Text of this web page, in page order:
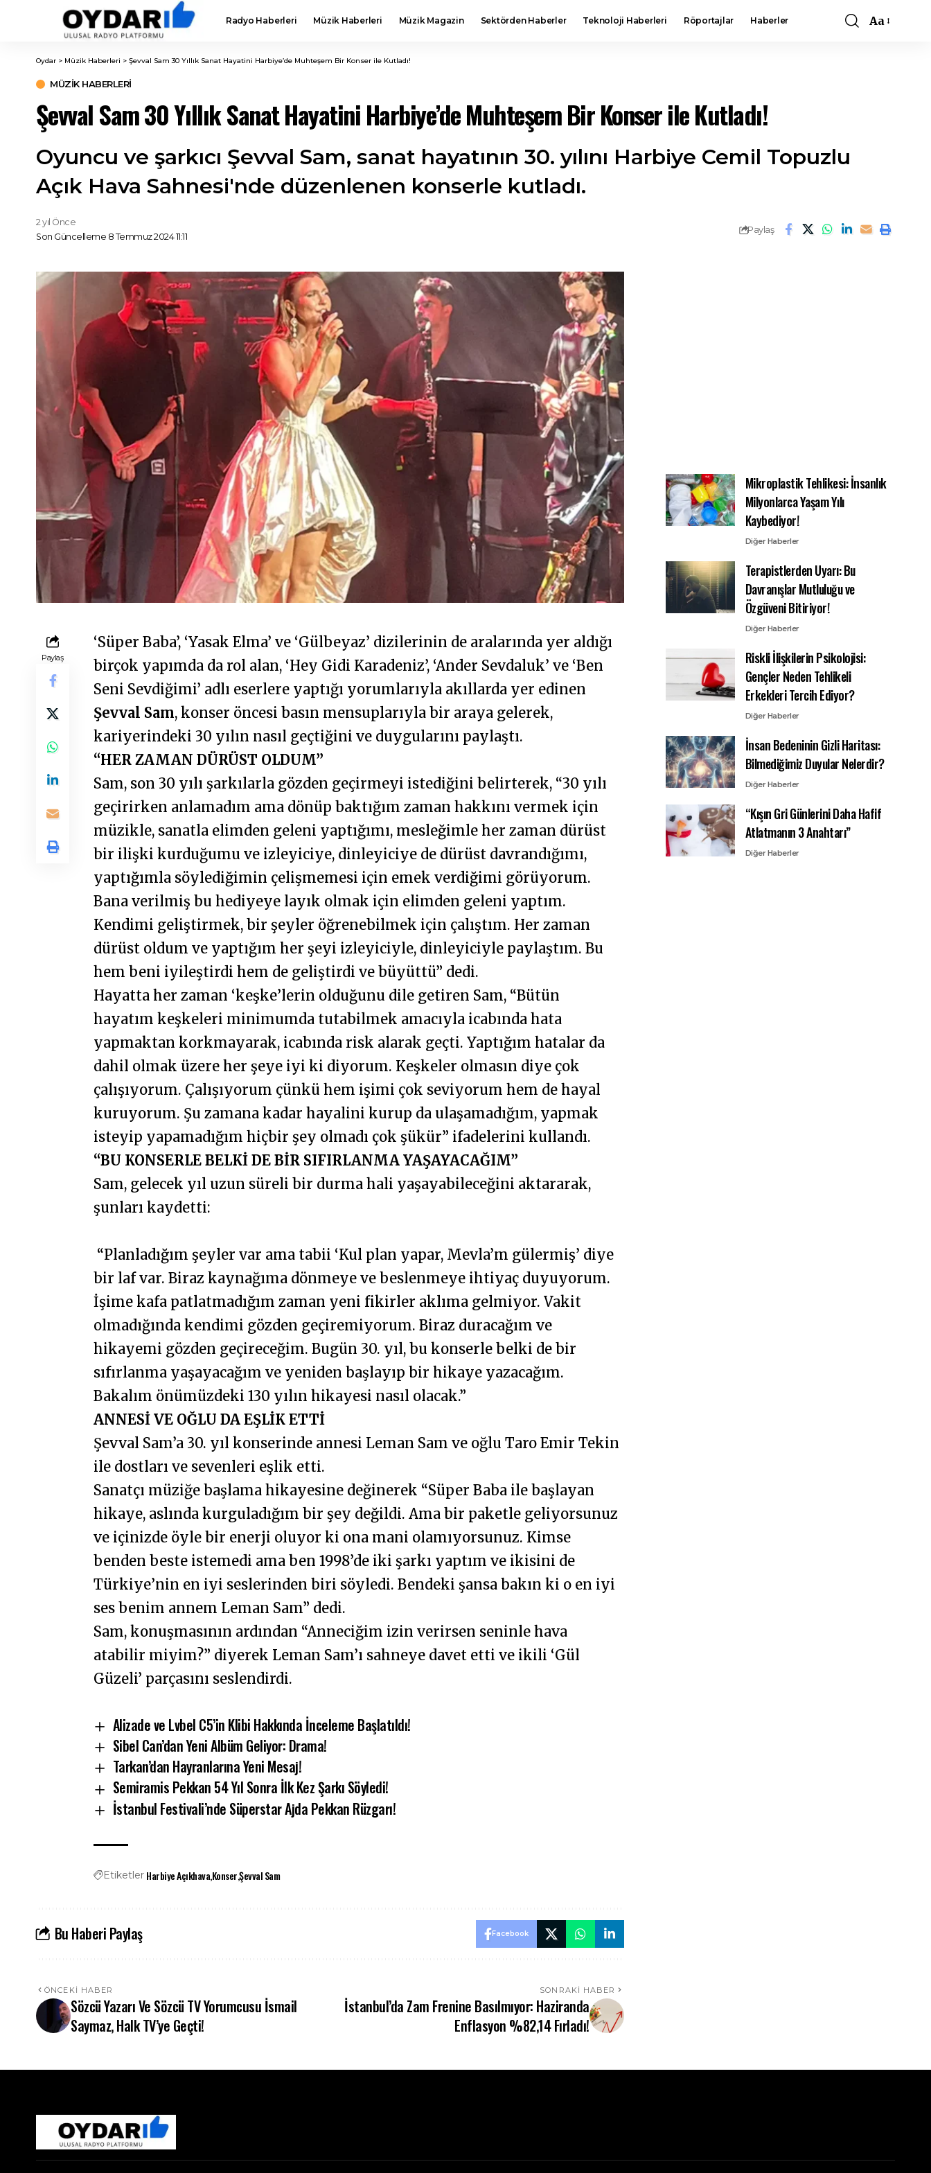
Radyo Haberleri Müzik Haberleri Müzik Magazin Sektörden Haberler Teknoloji Haberleri Röportajlar Haberler
Font
Aa
Oydar > Müzik Haberleri > Şevval Sam 30 Yıllık Sanat Hayatini Harbiye’de Muhteşem Bir Konser ile Kutladı!
MÜZIK HABERLERI
Şevval Sam 30 Yıllık Sanat Hayatini Harbiye’de Muhteşem Bir Konser ile Kutladı!
Oyuncu ve şarkıcı Şevval Sam, sanat hayatının 30. yılını Harbiye Cemil Topuzlu
Açık Hava Sahnesi'nde düzenlenen konserle kutladı.
Son Güncelleme 8 Temmuz 2024 11:11
2 yıl Önce
Paylaş
Paylaş
‘Süper Baba’, ‘Yasak Elma’ ve ‘Gülbeyaz’ dizilerinin de aralarında yer aldığı
birçok yapımda da rol alan, ‘Hey Gidi Karadeniz’, ‘Ander Sevdaluk’ ve ‘Ben
Seni Sevdiğimi’ adlı eserlere yaptığı yorumlarıyla akıllarda yer edinen
Şevval Sam, konser öncesi basın mensuplarıyla bir araya gelerek,
kariyerindeki 30 yılın nasıl geçtiğini ve duygularını paylaştı.
“HER ZAMAN DÜRÜST OLDUM”
Sam, son 30 yılı şarkılarla gözden geçirmeyi istediğini belirterek, “30 yılı
geçirirken anlamadım ama dönüp baktığım zaman hakkını vermek için
müzikle, sanatla elimden geleni yaptığımı, mesleğimle her zaman dürüst
bir ilişki kurduğumu ve izleyiciye, dinleyiciye de dürüst davrandığımı,
yaptığımla söylediğimin çelişmemesi için emek verdiğimi görüyorum.
Bana verilmiş bu hediyeye layık olmak için elimden geleni yaptım.
Kendimi geliştirmek, bir şeyler öğrenebilmek için çalıştım. Her zaman
dürüst oldum ve yaptığım her şeyi izleyiciyle, dinleyiciyle paylaştım. Bu
hem beni iyileştirdi hem de geliştirdi ve büyüttü” dedi.
Hayatta her zaman ‘keşke’lerin olduğunu dile getiren Sam, “Bütün
hayatım keşkeleri minimumda tutabilmek amacıyla icabında hata
yapmaktan korkmayarak, icabında risk alarak geçti. Yaptığım hatalar da
dahil olmak üzere her şeye iyi ki diyorum. Keşkeler olmasın diye çok
çalışıyorum. Çalışıyorum çünkü hem işimi çok seviyorum hem de hayal
kuruyorum. Şu zamana kadar hayalini kurup da ulaşamadığım, yapmak
isteyip yapamadığım hiçbir şey olmadı çok şükür” ifadelerini kullandı.
“BU KONSERLE BELKİ DE BİR SIFIRLANMA YAŞAYACAĞIM”
Sam, gelecek yıl uzun süreli bir durma hali yaşayabileceğini aktararak,
şunları kaydetti:
“Planladığım şeyler var ama tabii ‘Kul plan yapar, Mevla’m gülermiş’ diye
bir laf var. Biraz kaynağıma dönmeye ve beslenmeye ihtiyaç duyuyorum.
İşime kafa patlatmadığım zaman yeni fikirler aklıma gelmiyor. Vakit
olmadığında kendimi gözden geçiremiyorum. Biraz duracağım ve
hikayemi gözden geçireceğim. Bugün 30. yıl, bu konserle belki de bir
sıfırlanma yaşayacağım ve yeniden başlayıp bir hikaye yazacağım.
Bakalım önümüzdeki 130 yılın hikayesi nasıl olacak.”
ANNESİ VE OĞLU DA EŞLİK ETTİ
Şevval Sam’a 30. yıl konserinde annesi Leman Sam ve oğlu Taro Emir Tekin
ile dostları ve sevenleri eşlik etti.
Sanatçı müziğe başlama hikayesine değinerek “Süper Baba ile başlayan
hikaye, aslında kurguladığım bir şey değildi. Ama bir paketle geliyorsunuz
ve içinizde öyle bir enerji oluyor ki ona mani olamıyorsunuz. Kimse
benden beste istemedi ama ben 1998’de iki şarkı yaptım ve ikisini de
Türkiye’nin en iyi seslerinden biri söyledi. Bendeki şansa bakın ki o en iyi
ses benim annem Leman Sam” dedi.
Sam, konuşmasının ardından “Anneciğim izin verirsen seninle hava
atabilir miyim?” diyerek Leman Sam’ı sahneye davet etti ve ikili ‘Gül
Güzeli’ parçasını seslendirdi.
Alizade ve Lvbel C5’in Klibi Hakkında İnceleme Başlatıldı!
Sibel Can’dan Yeni Albüm Geliyor: Drama!
Tarkan’dan Hayranlarına Yeni Mesaj!
Semiramis Pekkan 54 Yıl Sonra İlk Kez Şarkı Söyledi!
İstanbul Festivali’nde Süperstar Ajda Pekkan Rüzgarı!
Etiketler Harbiye AçıkhavaKonserŞevval Sam
Bu Haberi Paylaş Facebook
ÖNCEKI HABER
Sözcü Yazarı Ve Sözcü TV Yorumcusu İsmail
Saymaz, Halk TV’ye Geçti!
SONRAKI HABER
İstanbul’da Zam Frenine Basılmıyor: Haziranda
Enflasyon %82,14 Fırladı!
Mikroplastik Tehlikesi: İnsanlık
Milyonlarca Yaşam Yılı
Kaybediyor!
Diğer Haberler
Terapistlerden Uyarı: Bu
Davranışlar Mutluluğu ve
Özgüveni Bitiriyor!
Diğer Haberler
Riskli İlişkilerin Psikolojisi:
Gençler Neden Tehlikeli
Erkekleri Tercih Ediyor?
Diğer Haberler
İnsan Bedeninin Gizli Haritası:
Bilmediğimiz Duyular Nelerdir?
Diğer Haberler
“Kışın Gri Günlerini Daha Hafif
Atlatmanın 3 Anahtarı”
Diğer Haberler